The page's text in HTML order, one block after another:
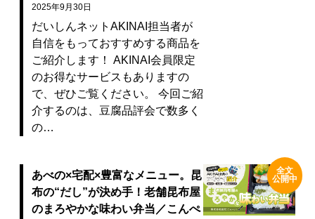
2025年9月30日
だいしんネットAKINAI担当者が
自信をもっておすすめする商品を
ご紹介します！ AKINAI会員限定
のお得なサービスもありますの
で、ぜひご覧ください。 今回ご紹
介するのは、豆腐品評会で数多く
の…
全文
公開中
あべの×宅配×豊富なメニュー。昆
布の“だし”が決め手！老舗昆布屋
のまろやかな味わい弁当／こんぺ